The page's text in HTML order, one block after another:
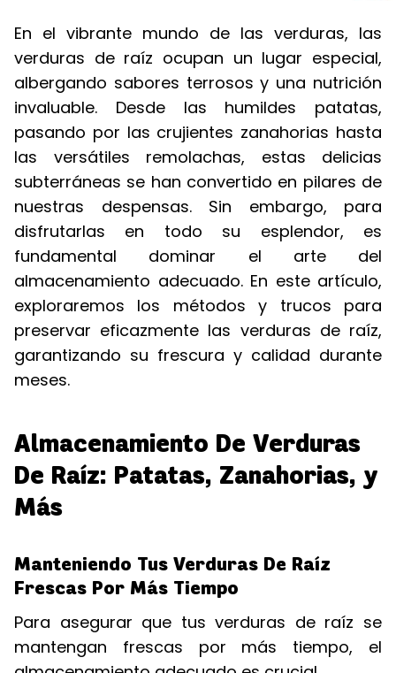
En el vibrante mundo de las verduras, las
verduras de raíz ocupan un lugar especial,
albergando sabores terrosos y una nutrición
invaluable. Desde las humildes patatas,
pasando por las crujientes zanahorias hasta
las versátiles remolachas, estas delicias
subterráneas se han convertido en pilares de
nuestras despensas. Sin embargo, para
disfrutarlas en todo su esplendor, es
fundamental dominar el arte del
almacenamiento adecuado. En este artículo,
exploraremos los métodos y trucos para
preservar eficazmente las verduras de raíz,
garantizando su frescura y calidad durante
meses.
Almacenamiento De Verduras
De Raíz: Patatas, Zanahorias, y
Más
Manteniendo Tus Verduras De Raíz
Frescas Por Más Tiempo
Para asegurar que tus verduras de raíz se
mantengan frescas por más tiempo, el